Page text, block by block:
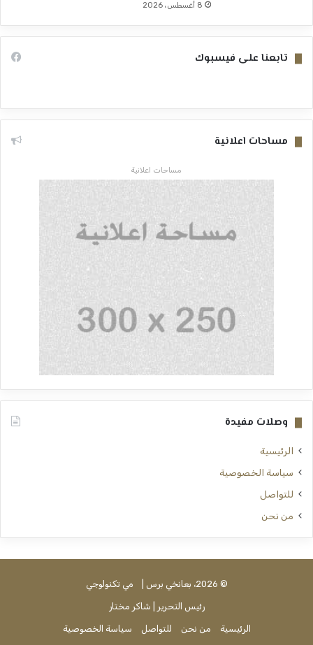
8 أغسطس، 2026
تابعنا على فيسبوك
مساحات اعلانية
مساحات اعلانية
وصلات مفيدة
الرئيسية
سياسة الخصوصية
للتواصل
من نحن
© 2026، بعانخي برس | مي تكنولوجي
رئيس التحرير | شاكر مختار
الرئيسية من نحن للتواصل سياسة الخصوصية